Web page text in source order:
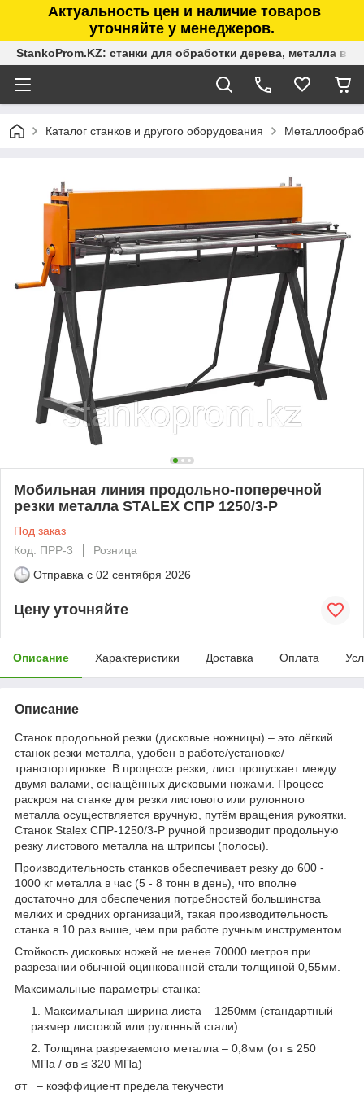
Актуальность цен и наличие товаров
уточняйте у менеджеров.
StankoProm.KZ: станки для обработки дерева, металла в
Каталог станков и другого оборудования
Мобильная линия продольно-поперечной
резки металла STALEX СПР 1250/3-Р
Под заказ
Код: ПРР-3
Розница
Отправка с 02 сентября 2026
Цену уточняйте
Описание Характеристики Доставка Оплата
Описание
Станок продольной резки (дисковые ножницы) – это лёгкий
станок резки металла, удобен в работе/установке/
транспортировке. В процессе резки, лист пропускает между
двумя валами, оснащённых дисковыми ножами. Процесс
раскроя на станке для резки листового или рулонного
металла осуществляется вручную, путём вращения рукоятки.
Станок Stalex СПР-1250/3-Р ручной производит продольную
резку листового металла на штрипсы (полосы).
Производительность станков обеспечивает резку до 600 -
1000 кг металла в час (5 - 8 тонн в день), что вполне
достаточно для обеспечения потребностей большинства
мелких и средних организаций, такая производительность
станка в 10 раз выше, чем при работе ручным инструментом.
Стойкость дисковых ножей не менее 70000 метров при
разрезании обычной оцинкованной стали толщиной 0,55мм.
Максимальные параметры станка:
Максимальная ширина листа – 1250мм (стандартный
размер листовой или рулонный стали)
Толщина разрезаемого металла – 0,8мм (σт≤ 250
МПа / σв ≤ 320 МПа)
σт – коэффициент предела текучести